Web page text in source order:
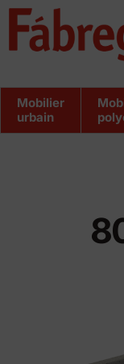
Skip
Mobilier
urbain